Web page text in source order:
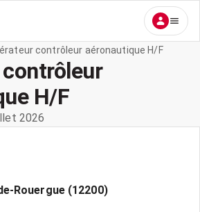
contrôleur aéronautique H/F
H/F
2026
Rouergue (12200)